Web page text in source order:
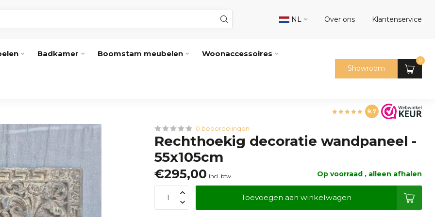
NL Over ons Klantenservice
Badkamer Boomstam meubelen Woonaccessoires
Showroom
0
9.7
0 beoordelingen
Rechthoekig decoratie wandpaneel -
55x105cm
€295,00 Incl. btw Op voorraad , alleen afhalen
Toevoegen aan winkelwagen